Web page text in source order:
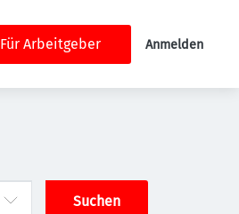
Für Arbeitgeber Anmelden
Suchen